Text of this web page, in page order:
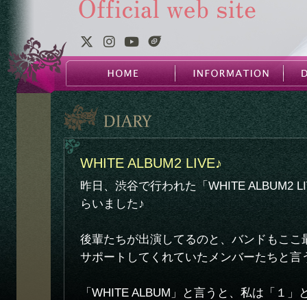
WHITE ALBUM2 LIVE♪
昨日、渋谷で行われた「WHITE ALBUM2
らいました♪
後輩たちが出演してるのと、バンドもここ
サポートしてくれていたメンバーたちと言
「WHITE ALBUM」と言うと、私は「１」